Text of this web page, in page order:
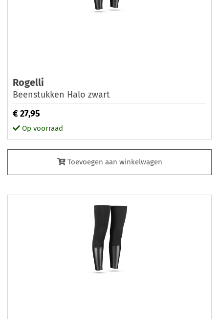
Rogelli
Beenstukken Halo zwart
€ 27,95
Op voorraad
Toevoegen aan winkelwagen